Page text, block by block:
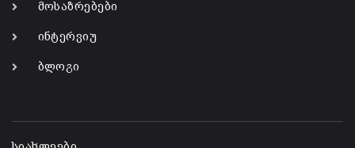
მოსაზრებები
ინტერვიუ
ბლოგი